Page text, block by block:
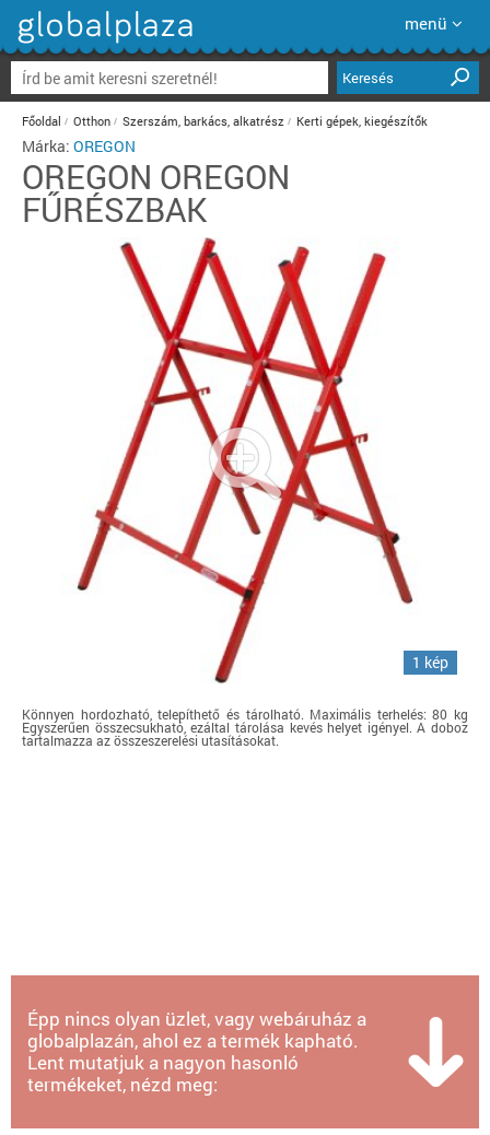
menü
Keresés
Főoldal Otthon Szerszám, barkács, alkatrész Kerti gépek, kiegészítők
Márka: OREGON
OREGON OREGON
FŰRÉSZBAK
1 kép
Könnyen hordozható, telepíthető és tárolható. Maximális terhelés: 80 kg
Egyszerűen összecsukható, ezáltal tárolása kevés helyet igényel. A doboz
tartalmazza az összeszerelési utasításokat.
Épp nincs olyan üzlet, vagy webáruház a
globalplazán, ahol ez a termék kapható.
Lent mutatjuk a nagyon hasonló
termékeket, nézd meg: